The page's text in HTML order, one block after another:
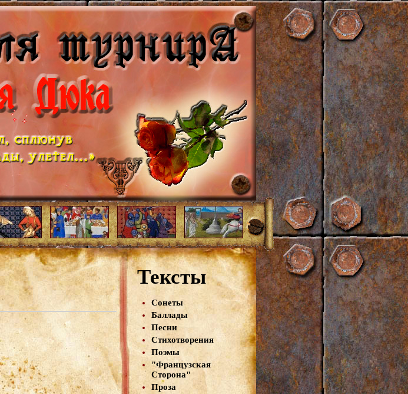
Тексты
Сонеты
Баллады
Песни
Стихотворения
Поэмы
"Французская
Сторона"
Проза